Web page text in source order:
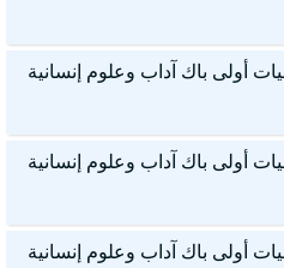
2 – الرياضيات أولى باك آداب وعلوم إنسانية
2 – الرياضيات أولى باك آداب وعلوم إنسانية
3 – الرياضيات أولى باك آداب وعلوم إنسانية